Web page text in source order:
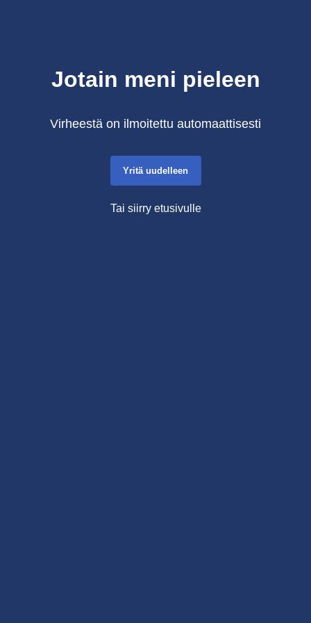
Jotain meni pieleen
Virheestä on ilmoitettu automaattisesti
Yritä uudelleen
Tai siirry etusivulle